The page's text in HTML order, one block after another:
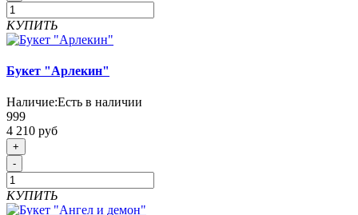
КУПИТЬ
Букет "Арлекин"
Наличие:Есть в наличии
999
4 210 руб
+
-
КУПИТЬ